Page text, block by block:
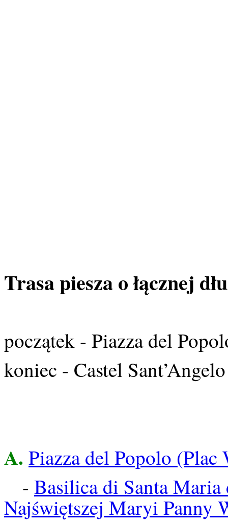
Trasa piesza o łącznej
początek - Piazza del
koniec - Castel
A. Piazza del Popolo
- Basilica di Santa
Najświętszej Maryi Panny